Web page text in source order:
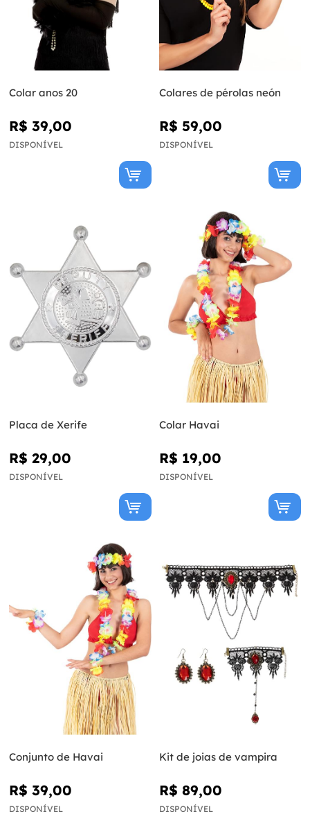
Colar anos 20
R$ 39,00
DISPONÍVEL
Colares de pérolas neón
R$ 59,00
DISPONÍVEL
Placa de Xerife
R$ 29,00
DISPONÍVEL
Colar Havai
R$ 19,00
DISPONÍVEL
Conjunto de Havai
R$ 39,00
DISPONÍVEL
Kit de joias de vampira
R$ 89,00
DISPONÍVEL